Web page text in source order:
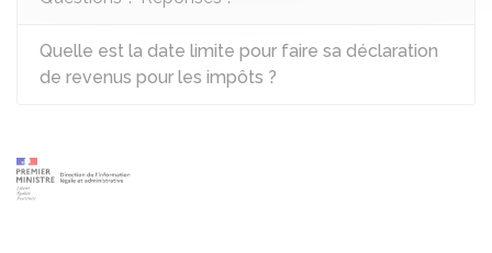
Quelle est la date limite pour faire sa déclaration
de revenus pour les impôts ?